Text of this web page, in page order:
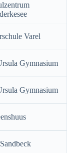
Varel
Gymnasium
Gymnasium